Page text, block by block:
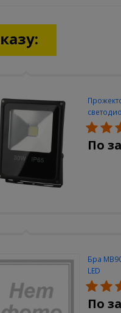
30W-
По
Бра
LED
По